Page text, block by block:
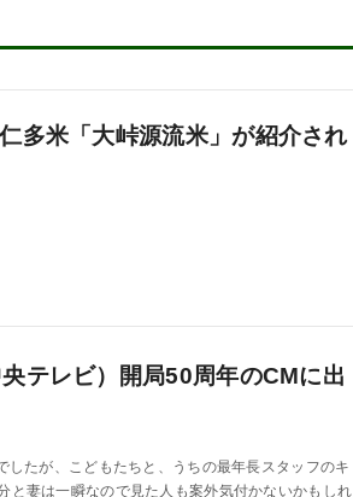
多米「大峠源流米」が紹介され
テレビ）開局50周年のCMに出
したが、こどもたちと、うちの最年長スタッフのキ
と妻は一瞬なので見た人も案外気付かないかもしれ